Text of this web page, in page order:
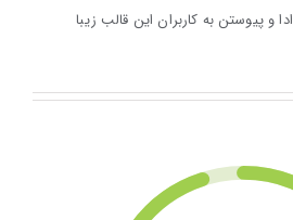
و پیوستن به کاربران این قالب زیبا